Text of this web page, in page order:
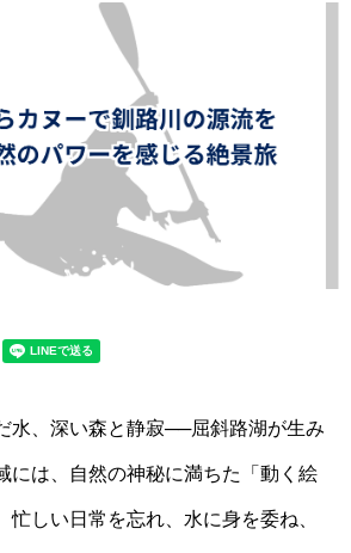
水、深い森と静寂──屈斜路湖が生み
には、自然の神秘に満ちた「動く絵
忙しい日常を忘れ、水に身を委ね、